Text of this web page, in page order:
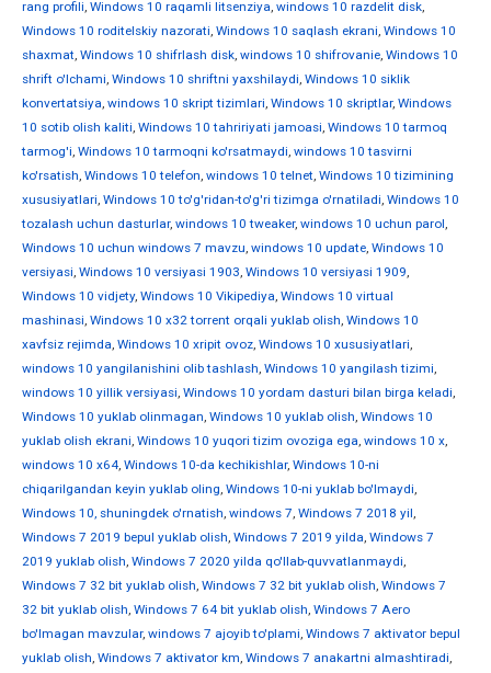
rang profili, Windows 10 raqamli litsenziya, windows 10 razdelit disk,
Windows 10 roditelskiy nazorati, Windows 10 saqlash ekrani, Windows 10
shaxmat, Windows 10 shifrlash disk, windows 10 shifrovanie, Windows 10
shrift o'lchami, Windows 10 shriftni yaxshilaydi, Windows 10 siklik
konvertatsiya, windows 10 skript tizimlari, Windows 10 skriptlar, Windows
10 sotib olish kaliti, Windows 10 tahririyati jamoasi, Windows 10 tarmoq
tarmog'i, Windows 10 tarmoqni ko'rsatmaydi, windows 10 tasvirni
ko'rsatish, Windows 10 telefon, windows 10 telnet, Windows 10 tizimining
xususiyatlari, Windows 10 to'g'ridan-to'g'ri tizimga o'rnatiladi, Windows 10
tozalash uchun dasturlar, windows 10 tweaker, windows 10 uchun parol,
Windows 10 uchun windows 7 mavzu, windows 10 update, Windows 10
versiyasi, Windows 10 versiyasi 1903, Windows 10 versiyasi 1909,
Windows 10 vidjety, Windows 10 Vikipediya, Windows 10 virtual
mashinasi, Windows 10 x32 torrent orqali yuklab olish, Windows 10
xavfsiz rejimda, Windows 10 xripit ovoz, Windows 10 xususiyatlari,
windows 10 yangilanishini olib tashlash, Windows 10 yangilash tizimi,
windows 10 yillik versiyasi, Windows 10 yordam dasturi bilan birga keladi,
Windows 10 yuklab olinmagan, Windows 10 yuklab olish, Windows 10
yuklab olish ekrani, Windows 10 yuqori tizim ovoziga ega, windows 10 х,
windows 10 х64, Windows 10-da kechikishlar, Windows 10-ni
chiqarilgandan keyin yuklab oling, Windows 10-ni yuklab bo'lmaydi,
Windows 10, shuningdek o'rnatish, windows 7, Windows 7 2018 yil,
Windows 7 2019 bepul yuklab olish, Windows 7 2019 yilda, Windows 7
2019 yuklab olish, Windows 7 2020 yilda qo'llab-quvvatlanmaydi,
Windows 7 32 bit yuklab olish, Windows 7 32 bit yuklab olish, Windows 7
32 bit yuklab olish, Windows 7 64 bit yuklab olish, Windows 7 Aero
bo'lmagan mavzular, windows 7 ajoyib to'plami, Windows 7 aktivator bepul
yuklab olish, Windows 7 aktivator km, Windows 7 anakartni almashtiradi,